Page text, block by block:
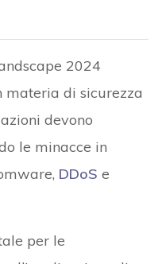
2024
materia di sicurezza
devono
le minacce in
DDoS e
per le